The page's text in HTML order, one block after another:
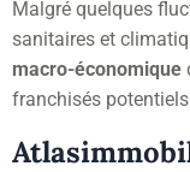
Malgré quelques
sanitaires et
macro-économique
franchisés